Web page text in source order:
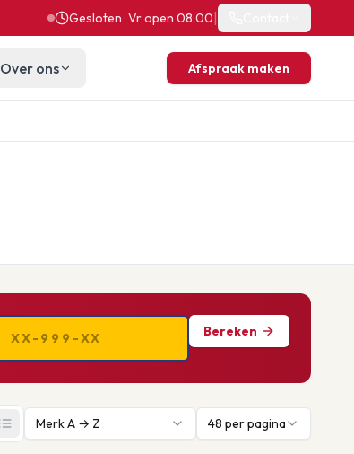
Gesloten · Vr open 08:00
Over ons Afspraak maken
Bereken
Merk A → Z 48 per pagina